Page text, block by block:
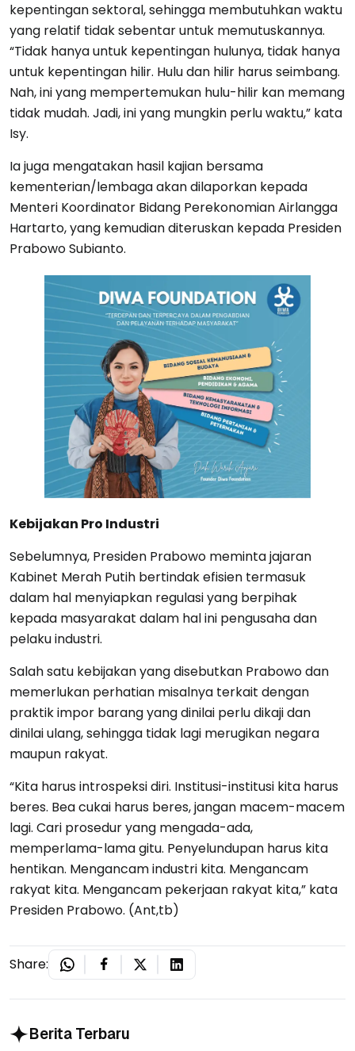
kepentingan sektoral, sehingga membutuhkan waktu
yang relatif tidak sebentar untuk memutuskannya.
“Tidak hanya untuk kepentingan hulunya, tidak hanya
untuk kepentingan hilir. Hulu dan hilir harus seimbang.
Nah, ini yang mempertemukan hulu-hilir kan memang
tidak mudah. Jadi, ini yang mungkin perlu waktu,” kata
Isy.
Ia juga mengatakan hasil kajian bersama
kementerian/lembaga akan dilaporkan kepada
Menteri Koordinator Bidang Perekonomian Airlangga
Hartarto, yang kemudian diteruskan kepada Presiden
Prabowo Subianto.
Kebijakan Pro Industri
Sebelumnya, Presiden Prabowo meminta jajaran
Kabinet Merah Putih bertindak efisien termasuk
dalam hal menyiapkan regulasi yang berpihak
kepada masyarakat dalam hal ini pengusaha dan
pelaku industri.
Salah satu kebijakan yang disebutkan Prabowo dan
memerlukan perhatian misalnya terkait dengan
praktik impor barang yang dinilai perlu dikaji dan
dinilai ulang, sehingga tidak lagi merugikan negara
maupun rakyat.
“Kita harus introspeksi diri. Institusi-institusi kita harus
beres. Bea cukai harus beres, jangan macem-macem
lagi. Cari prosedur yang mengada-ada,
memperlama-lama gitu. Penyelundupan harus kita
hentikan. Mengancam industri kita. Mengancam
rakyat kita. Mengancam pekerjaan rakyat kita,” kata
Presiden Prabowo. (Ant,tb)
Share:
Berita Terbaru